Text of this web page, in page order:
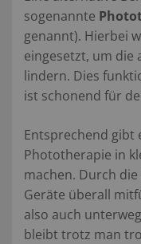
sogenannte
genannt). Hierbei
eingesetzt, um die
lindern. Dies
ist schonend für
Entsprechend gibt
Phototherapie in
machen. Durch
Geräte überall
also auch
bleibt trotz man